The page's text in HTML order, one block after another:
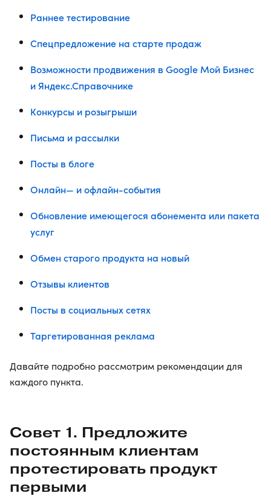
Раннее тестирование
Спецпредложение на старте продаж
Возможности продвижения в Google Мой Бизнес
и Яндекс.Справочнике
Конкурсы и розыгрыши
Письма и рассылки
Посты в блоге
Онлайн— и офлайн-события
Обновление имеющегося абонемента или пакета
услуг
Обмен старого продукта на новый
Отзывы клиентов
Посты в социальных сетях
Таргетированная реклама
Давайте подробно рассмотрим рекомендации для
каждого пункта.
Совет 1. Предложите
постоянным клиентам
протестировать продукт
первыми